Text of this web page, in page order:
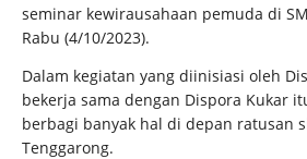
seminar kewirausahaan pemuda di
Rabu (4/10/2023).
Dalam kegiatan yang diinisiasi oleh
bekerja sama dengan Dispora Kukar
berbagi banyak hal di depan ratusan
Tenggarong.